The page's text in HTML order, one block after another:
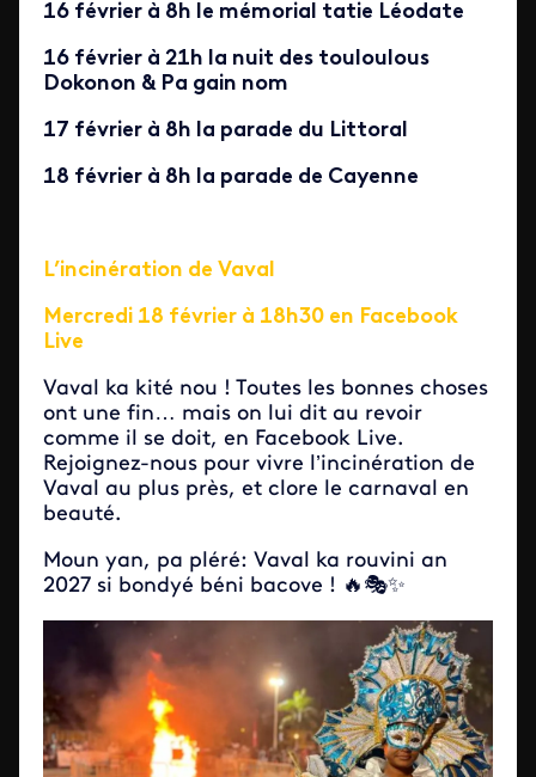
16 février à 8h le mémorial tatie Léodate
16 février à 21h la nuit des touloulous
Dokonon & Pa gain nom
17 février à 8h la parade du Littoral
18 février à 8h la parade de Cayenne
L’incinération de Vaval
Mercredi 18 février à 18h30 en Facebook
Live
Vaval ka kité nou ! Toutes les bonnes choses
ont une fin… mais on lui dit au revoir
comme il se doit, en Facebook Live.
Rejoignez-nous pour vivre l’incinération de
Vaval au plus près, et clore le carnaval en
beauté.
Moun yan, pa pléré: Vaval ka rouvini an
2027 si bondyé béni bacove ! 🔥🎭✨